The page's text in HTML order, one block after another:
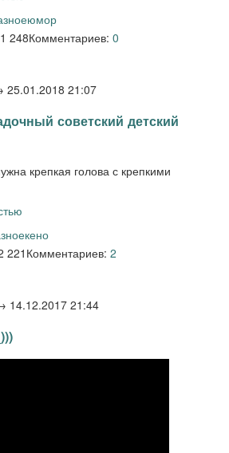
юмор
248Комментариев: 0
25.01.2018 21:07
советский детский
крепкая голова с крепкими
кено
221Комментариев: 2
14.12.2017 21:44